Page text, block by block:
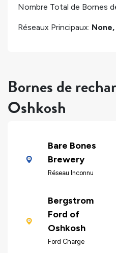
Nombre Total de Bornes
Réseaux Principaux:
Bornes de
Oshkosh
Bare Bones
Brewery
Réseau Inconnu
Bergstrom
Ford of
Oshkosh
Ford Charge